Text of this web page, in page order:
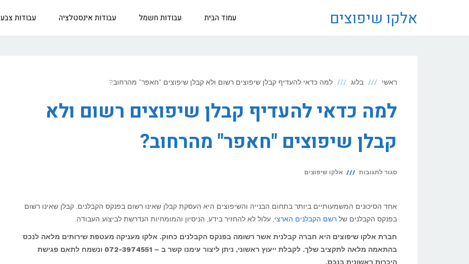
אלקו שיפוצים עמוד הבית עבודות חשמל עבודות אינסטלציה עבודות צבע
ראשי בלוג למה כדאי להעדיף קבלן שיפוצים רשום ולא קבלן שיפוצים "חאפר" מהרחוב?
למה כדאי להעדיף קבלן שיפוצים רשום ולא
קבלן שיפוצים "חאפר" מהרחוב?
סגור לתגובות על
להעדיף
שיפוצים
אלקו שיפוצים
אחד הסיכונים המשמעותיים ביותר בתחום הבנייה והשיפוצים היא העסקת קבלן שאינו רשום בפנקס הקבלנים. קבלן שאינו רשום
בפנקס הקבלנים של רשם הקבלנים הארצי , עלול לא להחזיר בידע, הניסיון והמומחיות הנדרשת לביצוע העבודה.
חברת אלקו שיפוצים היא חברה קבלנית אשר רשומה בפנקס הקבלנים כחוק. אלקו מעניקה מעטפת שירותים מלאה לנכס
בהתאמה מלאה לתקציב שלך. לקבלת ייעוץ ראשוני, ניתן ליצור עימנו קשר ב – 072-3974551 ונשמח לתאם פגישת
היכרות ראשונית בנכס.